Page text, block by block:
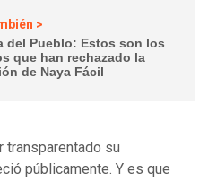
>
del Pueblo: Estos son los
que han rechazado la
de Naya Fácil
transparentado su
públicamente. Y es que